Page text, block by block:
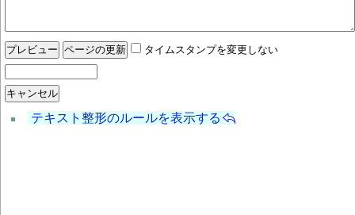
タイムスタンプを変更しない
テキスト整形のルールを表示する